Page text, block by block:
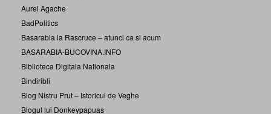
Aurel Agache
BadPolitics
Basarabia la Rascruce – atunci ca si acum
BASARABIA-BUCOVINA.INFO
Biblioteca Digitala Nationala
Bindiribli
Blog Nistru Prut – Istoricul de Veghe
Blogul lui Donkeypapuas